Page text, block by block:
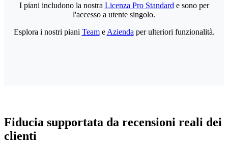
I piani includono la nostra Licenza Pro Standard e sono per
l'accesso a utente singolo.
Esplora i nostri piani Teame Azienda per ulteriori funzionalità.
Fiducia supportata da recensioni reali dei
clienti